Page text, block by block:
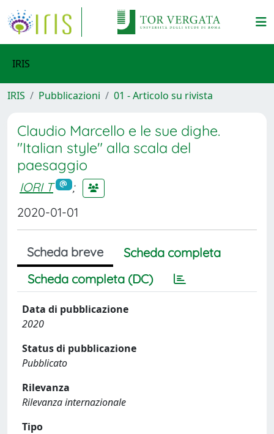
IRIS
IRIS Pubblicazioni 01 - Articolo su rivista
Claudio Marcello e le sue dighe.
"Italian style" alla scala del
paesaggio
IORI T
;
2020-01-01
Scheda breve
Scheda completa
Scheda completa (DC)
Data di pubblicazione
2020
Status di pubblicazione
Pubblicato
Rilevanza
Rilevanza internazionale
Tipo